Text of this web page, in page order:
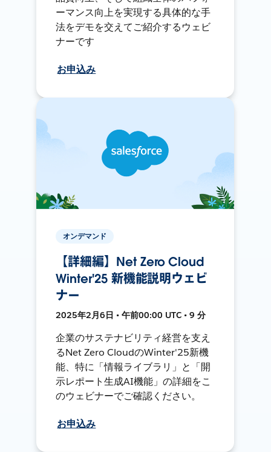
ーマンス向上を実現する具体的な手
法をデモを交えてご紹介するウェビ
ナーです
お申込み
オンデマンド
【詳細編】Net Zero Cloud
Winter'25 新機能説明ウェビ
ナー
2025年2月6日 • 午前00:00 UTC • 9 分
企業のサステナビリティ経営を支え
るNet Zero CloudのWinter'25新機
能、特に「情報ライブラリ」と「開
示レポート生成AI機能」の詳細をこ
のウェビナーでご確認ください。
お申込み